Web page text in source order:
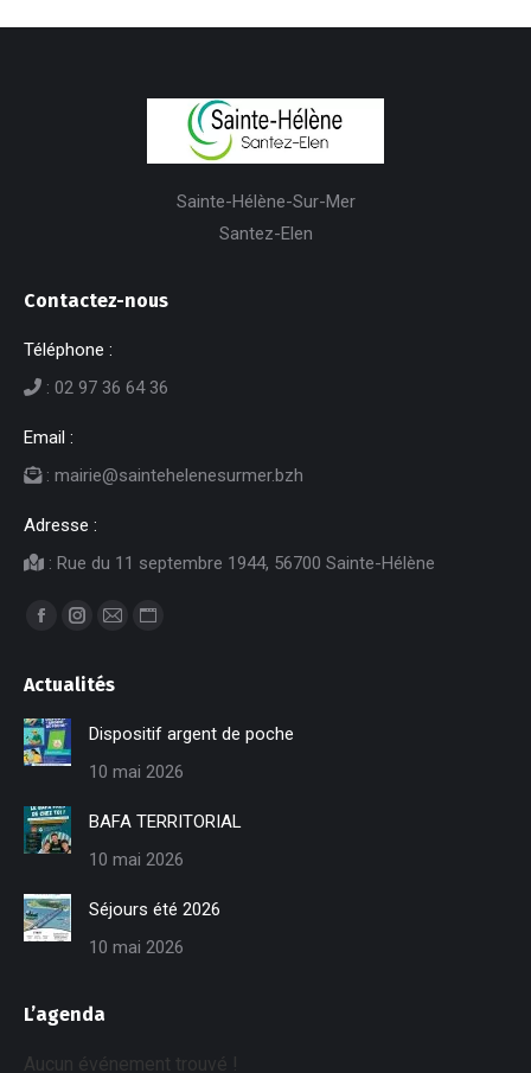
Sainte-Hélène-Sur-Mer
Santez-Elen
Contactez-nous
Téléphone :
: 02 97 36 64 36
Email :
: mairie@saintehelenesurmer.bzh
Adresse :
: Rue du 11 septembre 1944, 56700 Sainte-Hélène
Trouvez nous sur :
Facebook
opens
in
new
window
Instagram
opens
in
window
E-
page
opens
new
window
Site
opens
new
window
Actualités
Dispositif argent de poche
10 mai 2026
BAFA TERRITORIAL
10 mai 2026
Séjours été 2026
10 mai 2026
L’agenda
Aucun événement trouvé !